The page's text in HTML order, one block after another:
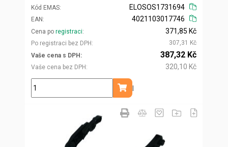
Kód EMAS
EAN
ELOSOS1731694
4021103017746
Cena po registraci
Po registraci bez DPH
371,85 Kč
307,31 Kč
Vaše cena s DPH
Vaše cena bez DPH
387,32 Kč
320,10 Kč
bal
Přidat do košíku